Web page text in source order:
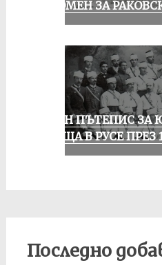
СПОМЕН ЗА
ЕДИН ПЪТЕПИС ЗА
СРЕЩА В РУСЕ ПРЕЗ
Последно